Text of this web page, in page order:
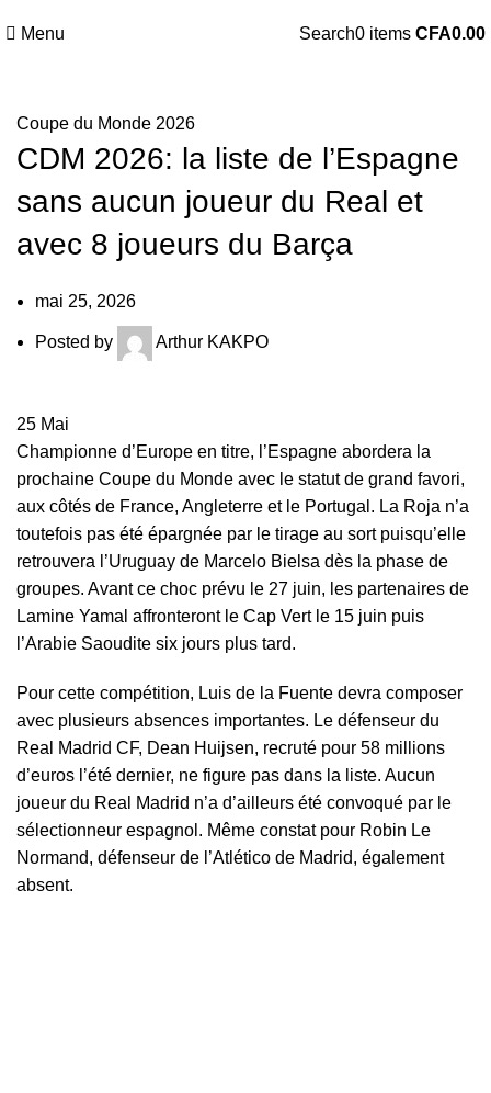
Menu Search0 items CFA0.00
Coupe du Monde 2026
CDM 2026: la liste de l’Espagne
sans aucun joueur du Real et
avec 8 joueurs du Barça
mai 25, 2026
Posted by Arthur KAKPO
25 Mai
Championne d’Europe en titre, l’Espagne abordera la
prochaine Coupe du Monde avec le statut de grand favori,
aux côtés de France, Angleterre et le Portugal. La Roja n’a
toutefois pas été épargnée par le tirage au sort puisqu’elle
retrouvera l’Uruguay de Marcelo Bielsa dès la phase de
groupes. Avant ce choc prévu le 27 juin, les partenaires de
Lamine Yamal affronteront le Cap Vert le 15 juin puis
l’Arabie Saoudite six jours plus tard.
Pour cette compétition, Luis de la Fuente devra composer
avec plusieurs absences importantes. Le défenseur du
Real Madrid CF, Dean Huijsen, recruté pour 58 millions
d’euros l’été dernier, ne figure pas dans la liste. Aucun
joueur du Real Madrid n’a d’ailleurs été convoqué par le
sélectionneur espagnol. Même constat pour Robin Le
Normand, défenseur de l’Atlético de Madrid, également
absent.